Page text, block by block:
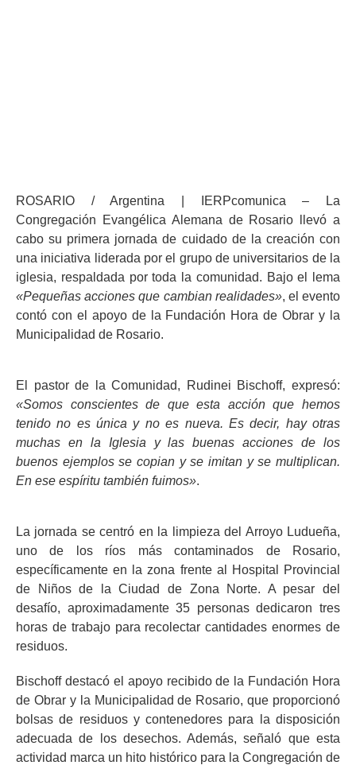
ROSARIO / Argentina | IERPcomunica – La
Congregación Evangélica Alemana de Rosario llevó a
cabo su primera jornada de cuidado de la creación con
una iniciativa liderada por el grupo de universitarios de la
iglesia, respaldada por toda la comunidad. Bajo el lema
«Pequeñas acciones que cambian realidades», el evento
contó con el apoyo de la Fundación Hora de Obrar y la
Municipalidad de Rosario.
El pastor de la Comunidad, Rudinei Bischoff, expresó:
«Somos conscientes de que esta acción que hemos
tenido no es única y no es nueva. Es decir, hay otras
muchas en la Iglesia y las buenas acciones de los
buenos ejemplos se copian y se imitan y se multiplican.
En ese espíritu también fuimos».
La jornada se centró en la limpieza del Arroyo Ludueña,
uno de los ríos más contaminados de Rosario,
específicamente en la zona frente al Hospital Provincial
de Niños de la Ciudad de Zona Norte. A pesar del
desafío, aproximadamente 35 personas dedicaron tres
horas de trabajo para recolectar cantidades enormes de
residuos.
Bischoff destacó el apoyo recibido de la Fundación Hora
de Obrar y la Municipalidad de Rosario, que proporcionó
bolsas de residuos y contenedores para la disposición
adecuada de los desechos. Además, señaló que esta
actividad marca un hito histórico para la Congregación de